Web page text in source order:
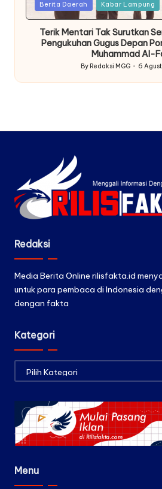
Posted
Berita Daerah Kabar Lampung
Terik Mentari Tak Surutkan
Pengukuhan Gugus Depan
Muhammad Al-
Posted
by
By Redaksi MGG 6
Redaksi
Media Berita Online rilisfakta.id
untuk para pembaca di Indonesia
dengan fakta
Kategori
Menu